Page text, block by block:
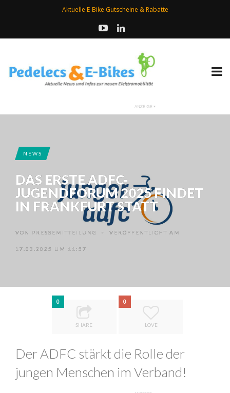
Aktuelle E-Bike Gutscheine & Rabatte
NEWS
DAS ERSTE ADFC-
JUGENDFORUM 2025 FINDET
IN FRANKFURT STATT
VON PRESSEMITTEILUNG • VERÖFFENTLICHT AM
17.03.2025 UM 11:57
0
SHARE
0
LOVE
Der ADFC stärkt die Rolle der
jungen Menschen im Verband!